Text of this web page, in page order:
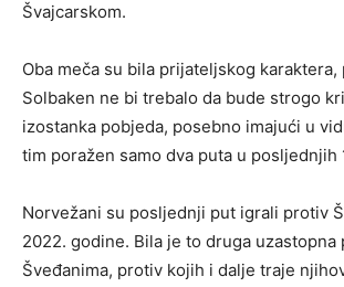
Švajcarskom.
Oba meča su bila prijateljskog
Solbaken ne bi trebalo da bude strogo
izostanka pobjeda, posebno imajući u
tim poražen samo dva puta u posljednjih
Norvežani su posljednji put igrali protiv
2022. godine. Bila je to druga uzastopna
Šveđanima, protiv kojih i dalje traje